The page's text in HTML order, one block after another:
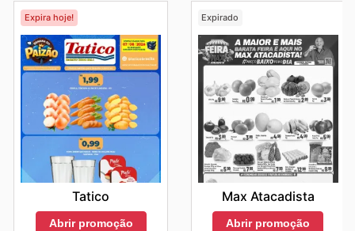
Expira hoje!
Tatico
Abrir promoção
Expirado
Max Atacadista
Abrir promoção